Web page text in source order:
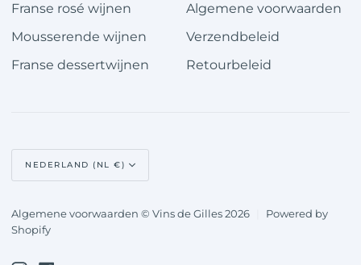
Franse rosé wijnen
Mousserende wijnen
Franse dessertwijnen
Algemene voorwaarden
Verzendbeleid
Retourbeleid
Valuta NEDERLAND (NL €)
Algemene voorwaarden © Vins de Gilles 2026
Powered by
Shopify